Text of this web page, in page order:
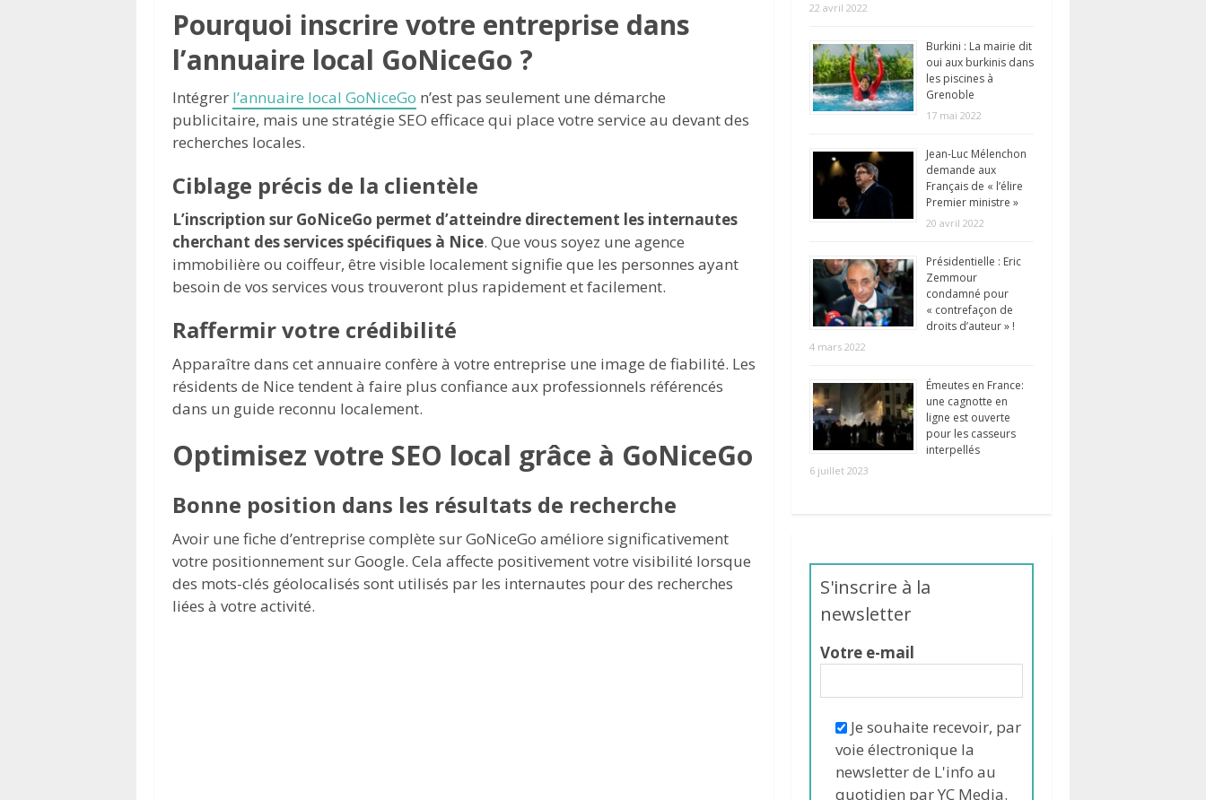
Pourquoi inscrire votre entreprise dans
l’annuaire local GoNiceGo ?
Intégrer l’annuaire local GoNiceGo n’est pas seulement une démarche
publicitaire, mais une stratégie SEO efficace qui place votre service au devant des
recherches locales.
Ciblage précis de la clientèle
L’inscription sur GoNiceGo permet d’atteindre directement les internautes
cherchant des services spécifiques à Nice. Que vous soyez une agence
immobilière ou coiffeur, être visible localement signifie que les personnes ayant
besoin de vos services vous trouveront plus rapidement et facilement.
Raffermir votre crédibilité
Apparaître dans cet annuaire confère à votre entreprise une image de fiabilité. Les
résidents de Nice tendent à faire plus confiance aux professionnels référencés
dans un guide reconnu localement.
Optimisez votre SEO local grâce à GoNiceGo
Bonne position dans les résultats de recherche
Avoir une fiche d’entreprise complète sur GoNiceGo améliore significativement
votre positionnement sur Google. Cela affecte positivement votre visibilité lorsque
des mots-clés géolocalisés sont utilisés par les internautes pour des recherches
liées à votre activité.
22 avril 2022
Burkini : La mairie dit
oui aux burkinis dans
les piscines à
Grenoble
17 mai 2022
Jean-Luc Mélenchon
demande aux
Français de « l’élire
Premier ministre »
20 avril 2022
Présidentielle : Eric
Zemmour
condamné pour
« contrefaçon de
droits d’auteur » !
4 mars 2022
Émeutes en France:
une cagnotte en
ligne est ouverte
pour les casseurs
interpellés
6 juillet 2023
S'inscrire à la
newsletter
Votre e-mail
Je souhaite recevoir, par
voie électronique la
newsletter de L'info au
quotidien par YC Media.